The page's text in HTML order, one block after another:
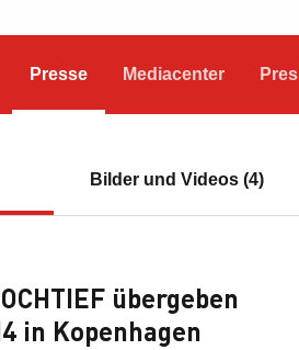
Presse Mediacenter
Bilder und Videos (4)
übergeben
in Kopenhagen